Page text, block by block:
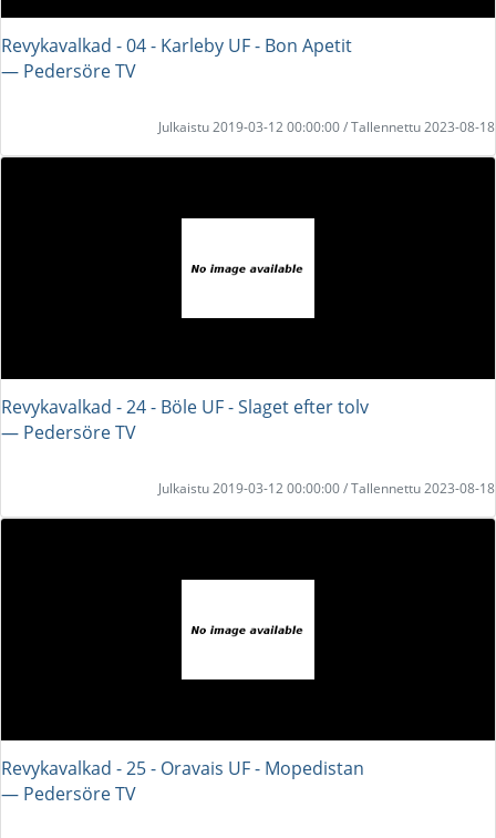
Revykavalkad - 04 - Karleby UF - Bon Apetit
― Pedersöre TV
Julkaistu 2019-03-12 00:00:00 / Tallennettu 2023-08-18
Revykavalkad - 24 - Böle UF - Slaget efter tolv
― Pedersöre TV
Julkaistu 2019-03-12 00:00:00 / Tallennettu 2023-08-18
Revykavalkad - 25 - Oravais UF - Mopedistan
― Pedersöre TV